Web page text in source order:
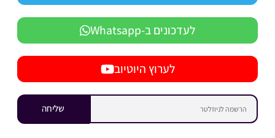
לעדכונים ב-Whatsapp
לערוץ היוטיוב
שליחה